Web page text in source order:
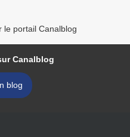
le portail Canalblog
Canalblog
blog